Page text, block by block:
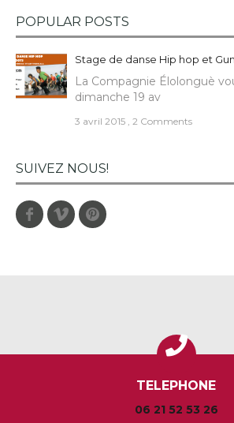
POPULAR POSTS
Stage de danse Hip hop et
La Compagnie Élolonguè
dimanche 19 av
3 avril 2015 2 Comments
SUIVEZ NOUS!
Facebook
Vimeo
TELEPHONE
06 21 52 53 26